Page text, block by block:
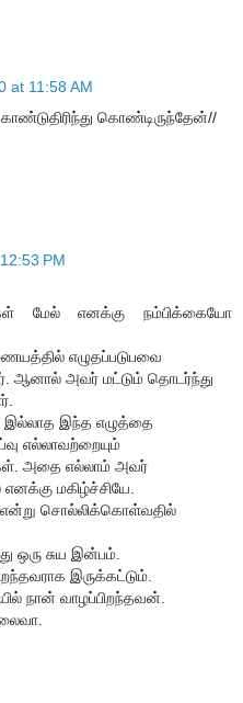
at 11:58 AM
கொண்டிருந்தேன்//
PM
மேல் எனக்கு நம்பிக்கையோ
எழுதப்படுபவை
ஆனால் அவர் மட்டும் தொடர்ந்து
இல்லாத இந்த எழுத்தை
எல்லாவற்றையும்
அதை எல்லாம் அவர்
மகிழ்ச்சியே.
என்று சொல்லிக்கொள்வதில்
ஒரு சுய இன்பம்.
இருக்கட்டும்.
நான் வாழப்பிறந்தவன்.